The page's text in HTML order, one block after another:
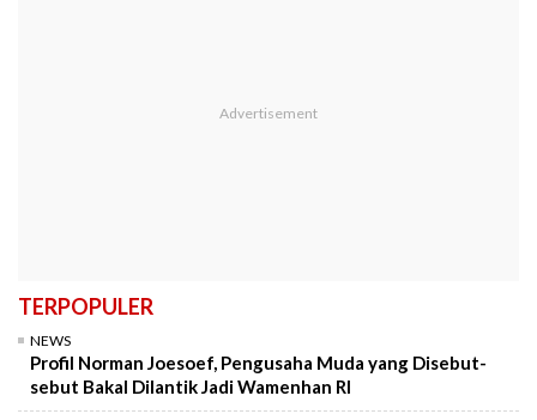
TERPOPULER
NEWS
Profil Norman Joesoef, Pengusaha Muda yang Disebut-
sebut Bakal Dilantik Jadi Wamenhan RI